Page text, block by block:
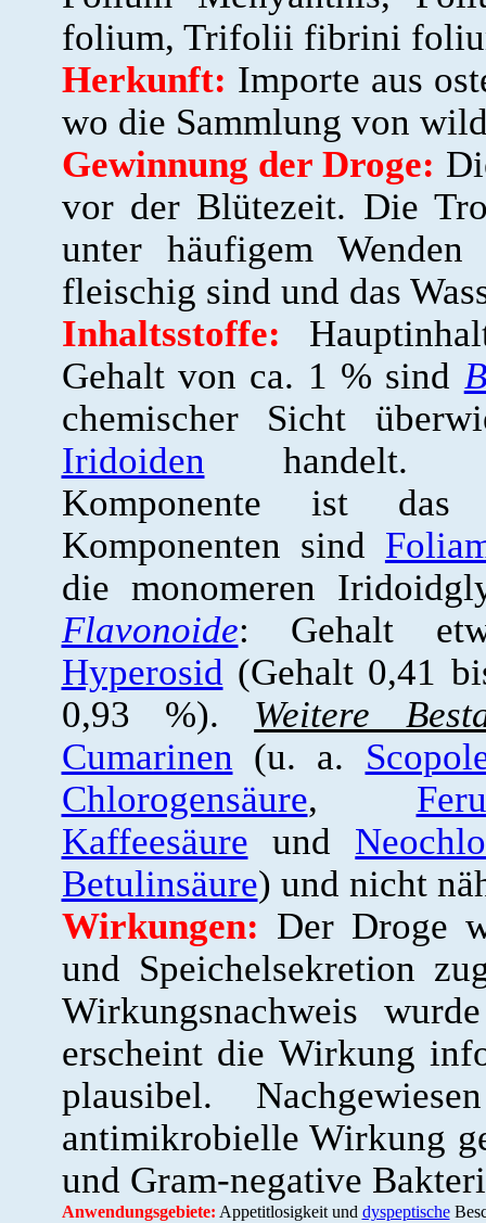
folium, Trifolii fibrini
Herkunft: Importe aus
wo die Sammlung von
Gewinnung der Droge:
vor der Blütezeit. Die
unter häufigem
fleischig sind und das
Inhaltsstoffe:
Gehalt von ca. 1 % sind
chemischer Sicht
Iridoiden handelt.
Komponente ist
Komponenten sind
die monomeren
Flavonoide: Gehalt
Hyperosid (Gehalt 0,41
0,93 %). Weitere
Cumarinen (u. a.
Chlorogensäure,
Kaffeesäure und
Betulinsäure) und nicht
Wirkungen: Der Droge
und Speichelsekretion
Wirkungsnachweis
erscheint die Wirkung
plausibel.
antimikrobielle Wirkung
und Gram-negative
Anwendungsgebiete: Appetitlosigkeit und dyspeptische